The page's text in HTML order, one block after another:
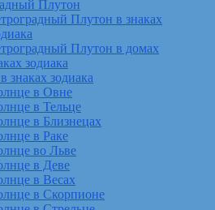
Плутон
Плутон в знаках
Плутон в домах
зодиака
знаках зодиака
в Овне
в Тельце
в Близнецах
в Раке
во Льве
в Деве
в Весах
в Скорпионе